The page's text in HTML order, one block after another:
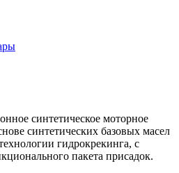
синтетическое моторное
синтетических базовых масел
гидрокрекинга, с
пакета присадок.